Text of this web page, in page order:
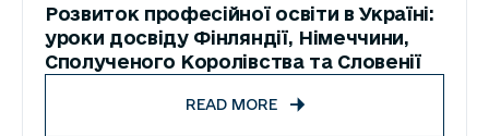
Розвиток професійної освіти в Україні:
уроки досвіду Фінляндії, Німеччини,
Сполученого Королівства та Словенії
READ MORE